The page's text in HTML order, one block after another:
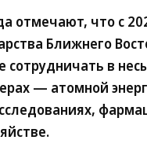
отмечают, что с
Ближнего
сотрудничать в
— атомной